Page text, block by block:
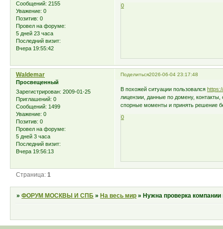
Сообщений: 2155
Уважение: 0
Позитив: 0
Провел на форуме:
5 дней 23 часа
Последний визит:
Вчера 19:55:42
0
Поделиться2026-06-04 23:17:48
Waldemar
Просвещенный
Зарегистрирован: 2009-01-25
Приглашений: 0
Сообщений: 1499
Уважение: 0
Позитив: 0
Провел на форуме:
5 дней 3 часа
Последний визит:
Вчера 19:56:13
В похожей ситуации пользовался
лицензии, данные по домену,
спорные моменты и принять решение
0
Страница:1
»ФОРУМ МОСКВЫ И СПБ » На весь мир » Нужна проверка